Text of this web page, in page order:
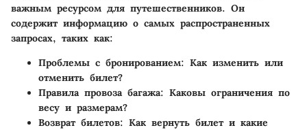
важным ресурсом для путешественников. Он
содержит информацию о самых распространенных
запросах, таких как:
Проблемы с бронированием: Как изменить или
отменить билет?
Правила провоза багажа: Каковы ограничения по
весу и размерам?
Возврат билетов: Как вернуть билет и какие